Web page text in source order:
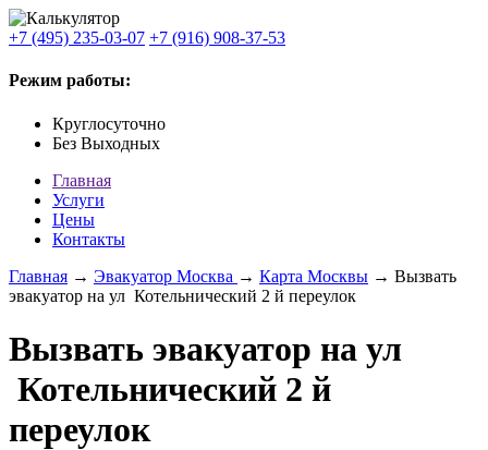
+7 (495) 235-03-07 +7 (916) 908-37-53
Режим работы:
Круглосуточно
Без Выходных
Главная
Услуги
Цены
Контакты
Главная → Эвакуатор Москва → Карта Москвы → Вызвать
эвакуатор на ул Котельнический 2 й переулок
Вызвать эвакуатор на ул
Котельнический 2 й
переулок